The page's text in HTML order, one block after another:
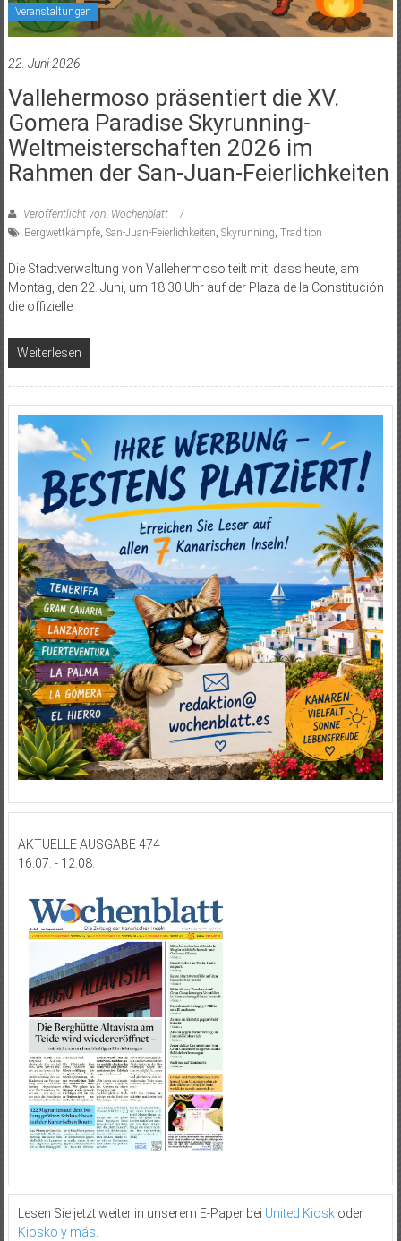
Veranstaltungen
22. Juni 2026
Vallehermoso präsentiert die XV.
Gomera Paradise Skyrunning-
Weltmeisterschaften 2026 im
Rahmen der San-Juan-Feierlichkeiten
Veröffentlicht von: Wochenblatt
Bergwettkämpfe, San-Juan-Feierlichkeiten, Skyrunning, Tradition
Die Stadtverwaltung von Vallehermoso teilt mit, dass heute, am
Montag, den 22. Juni, um 18:30 Uhr auf der Plaza de la Constitución
die offizielle
Weiterlesen
AKTUELLE AUSGABE 474
16.07. - 12.08.
Lesen Sie jetzt weiter in unserem E-Paper bei United Kioskoder
Kiosko y más